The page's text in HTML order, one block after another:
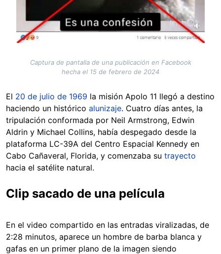
Captura de pantalla de una publicación en Facebook
hecha el 15 de febrero de 2024
El 20 de julio de 1969 la misión Apolo 11 llegó a destino
haciendo un histórico alunizaje. Cuatro días antes, la
tripulación conformada por Neil Armstrong, Edwin
Aldrin y Michael Collins, había despegado desde la
plataforma LC-39A del Centro Espacial Kennedy en
Cabo Cañaveral, Florida, y comenzaba su trayecto
hacia el satélite natural.
Clip sacado de una película
En el video compartido en las entradas viralizadas, de
2:28 minutos, aparece un hombre de barba blanca y
gafas en un primer plano de la imagen siendo